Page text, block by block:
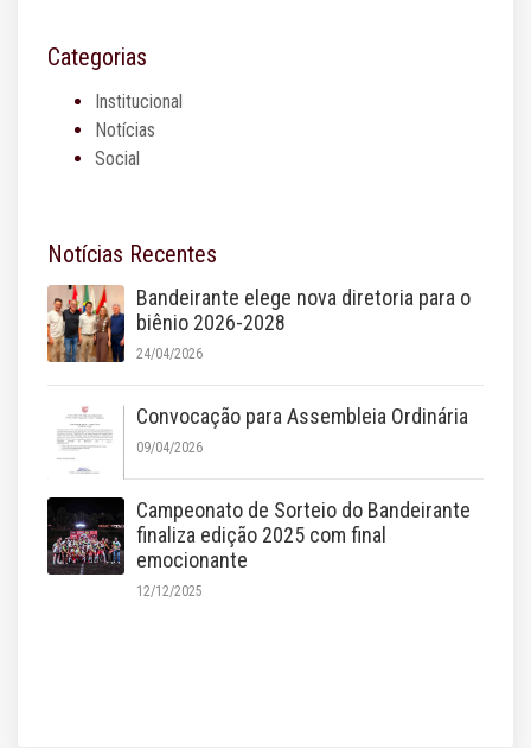
Categorias
Institucional
Notícias
Social
Notícias Recentes
Bandeirante elege nova diretoria para o
biênio 2026-2028
24/04/2026
Convocação para Assembleia Ordinária
09/04/2026
Campeonato de Sorteio do Bandeirante
finaliza edição 2025 com final
emocionante
12/12/2025